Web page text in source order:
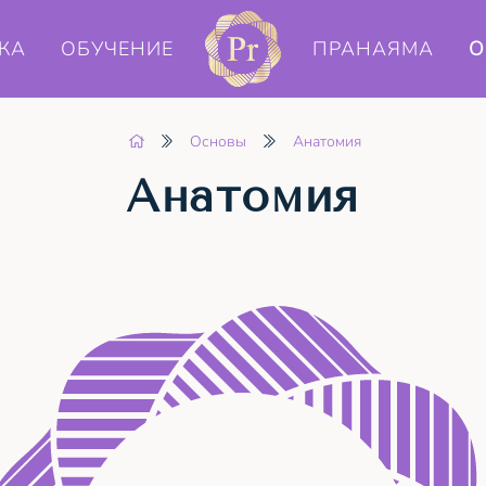
ОБУЧЕНИЕ ПРАНАЯМА
Основы Анатомия
Анатомия